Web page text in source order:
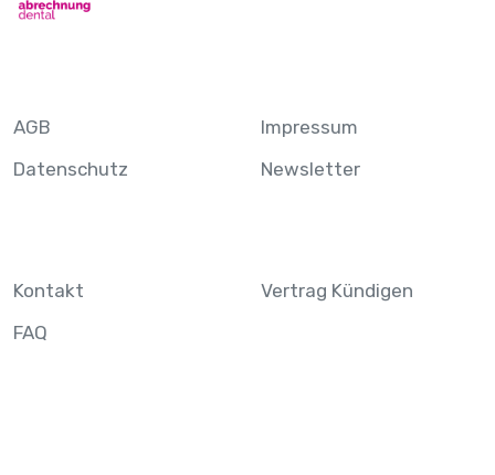
AGB
Datenschutz
Impressum
Newsletter
Kontakt
FAQ
Vertrag Kündigen